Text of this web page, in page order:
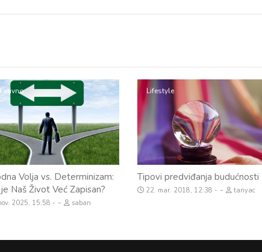
Volja vs. Determinizam:
Naš Život Već Zapisan?
2025, 15:58 - saban
Lifestyle
Tipovi predviđanja budućnosti
22. mar. 2018, 12:38 - tanyac